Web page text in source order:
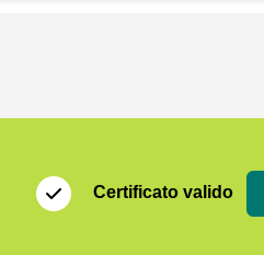
Certificato valido